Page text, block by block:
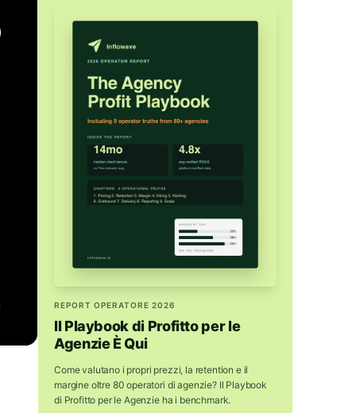
REPORT OPERATORE 2026
Il Playbook di Profitto per le
Agenzie È Qui
Come valutano i propri prezzi, la retention e il
margine oltre 80 operatori di agenzie? Il Playbook
di Profitto per le Agenzie ha i benchmark.